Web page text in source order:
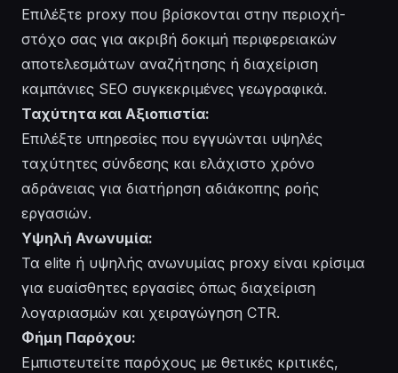
Επιλέξτε proxy που βρίσκονται στην περιοχή-
στόχο σας για ακριβή δοκιμή περιφερειακών
αποτελεσμάτων αναζήτησης ή διαχείριση
καμπάνιες SEO συγκεκριμένες γεωγραφικά.
Ταχύτητα και Αξιοπιστία:
Επιλέξτε υπηρεσίες που εγγυώνται υψηλές
ταχύτητες σύνδεσης και ελάχιστο χρόνο
αδράνειας για διατήρηση αδιάκοπης ροής
εργασιών.
Υψηλή Ανωνυμία:
Τα elite ή υψηλής ανωνυμίας proxy είναι κρίσιμα
για ευαίσθητες εργασίες όπως διαχείριση
λογαριασμών και χειραγώγηση CTR.
Φήμη Παρόχου:
Εμπιστευτείτε παρόχους με θετικές κριτικές,